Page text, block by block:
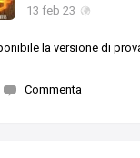
13 feb 23
la versione di
Commenta